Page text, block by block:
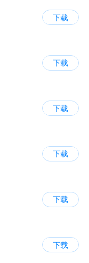
下载
下载
下载
下载
下载
下载